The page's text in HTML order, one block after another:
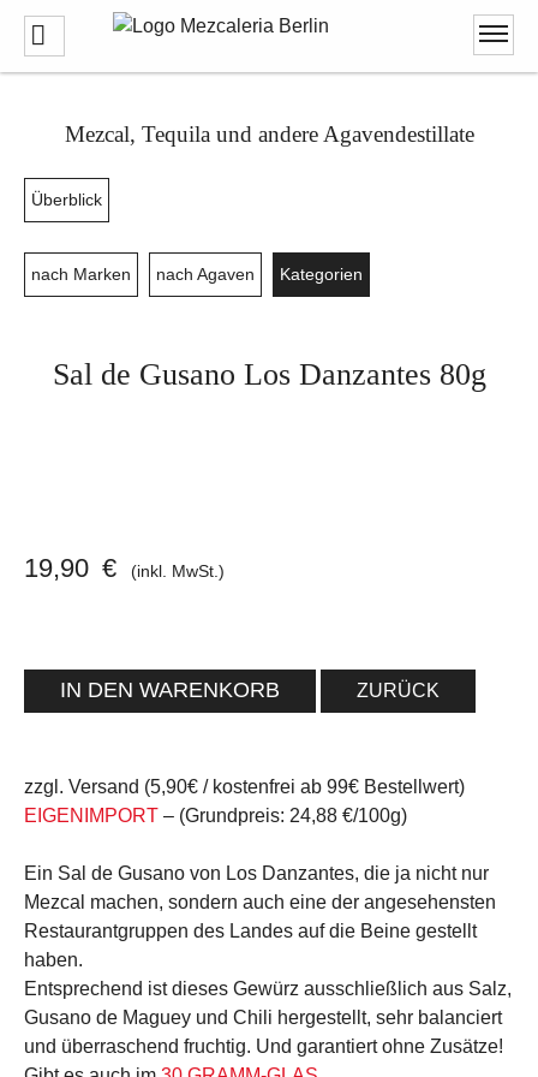
Mezcal, Tequila und andere Agavendestillate
Überblick
nach Marken nach Agaven Kategorien
Sal de Gusano Los Danzantes 80g
19,90 € (inkl. MwSt.)
ZURÜCK
zzgl. Versand (5,90€ / kostenfrei ab 99€ Bestellwert)
EIGENIMPORT – (Grundpreis: 24,88 €/100g)
Ein Sal de Gusano von Los Danzantes, die ja nicht nur
Mezcal machen, sondern auch eine der angesehensten
Restaurantgruppen des Landes auf die Beine gestellt
haben.
Entsprechend ist dieses Gewürz ausschließlich aus Salz,
Gusano de Maguey und Chili hergestellt, sehr balanciert
und überraschend fruchtig. Und garantiert ohne Zusätze!